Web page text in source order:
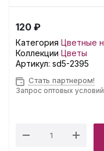
120 ₽
Категория Цветные
Коллекции Цветы
Артикул: sd5-2395
Стать партнером!
Запрос оптовых условий